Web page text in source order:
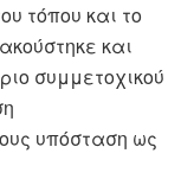
τόπου και το
και
συμμετοχικού
υπόσταση ως